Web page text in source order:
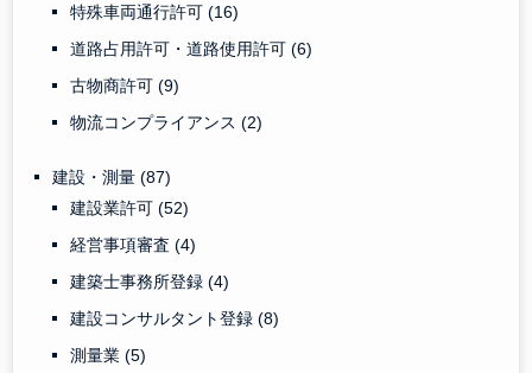
特殊車両通行許可(16)
道路占用許可・道路使用許可(6)
古物商許可(9)
物流コンプライアンス(2)
建設・測量(87)
建設業許可(52)
経営事項審査(4)
建築士事務所登録(4)
建設コンサルタント登録(8)
測量業(5)